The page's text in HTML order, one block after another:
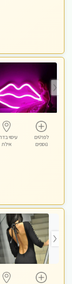
לפרטים
נוספים
עיסוי
אילת